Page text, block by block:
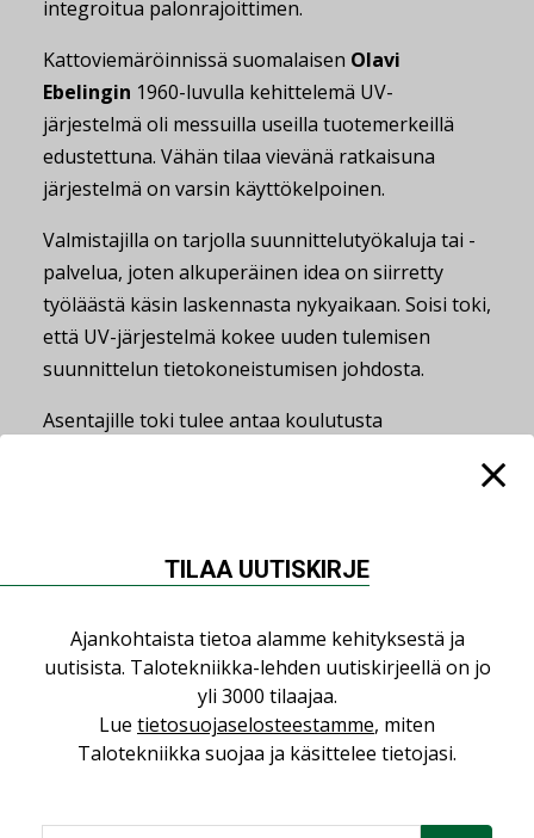
integroitua palonrajoittimen.
Kattoviemäröinnissä suomalaisen Olavi
Ebelingin 1960-luvulla kehittelemä UV-
järjestelmä oli messuilla useilla tuotemerkeillä
edustettuna. Vähän tilaa vievänä ratkaisuna
järjestelmä on varsin käyttökelpoinen.
Valmistajilla on tarjolla suunnittelutyökaluja tai -
palvelua, joten alkuperäinen idea on siirretty
työläästä käsin laskennasta nykyaikaan. Soisi toki,
että UV-järjestelmä kokee uuden tulemisen
suunnittelun tietokoneistumisen johdosta.
Asentajille toki tulee antaa koulutusta
selväksi järjestelmän tehokkuus paitsi
muodossa.
Työryhmä: Jaakko Pesonen, Atte Torvikoski, Joonas
TILAA UUTISKIRJE
Ajankohtaista tietoa alamme kehityksestä ja
uutisista. Talotekniikka-lehden uutiskirjeellä on jo
yli 3000 tilaajaa.
Lue tietosuojaselosteestamme, miten
Talotekniikka suojaa ja käsittelee tietojasi.